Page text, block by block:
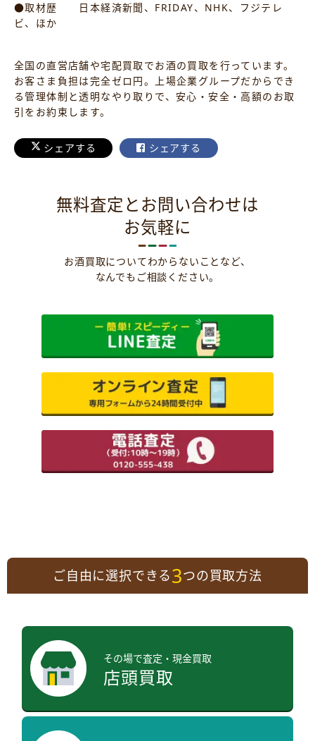
●取材歴 日本経済新聞、FRIDAY、NHK、フジテレ
ビ、ほか
全国の直営店舗や宅配買取でお酒の買取を行っています。
お客さま負担は完全ゼロ円。上場企業グループだからでき
る管理体制と透明なやり取りで、安心・安全・高額のお取
引をお約束します。
シェアする シェアする
無料査定とお問い合わせは
お気軽に
お酒買取についてわからないことなど、
なんでもご相談ください。
ご自由に選択できる3つの買取方法
その場で査定・現金買取
店頭買取